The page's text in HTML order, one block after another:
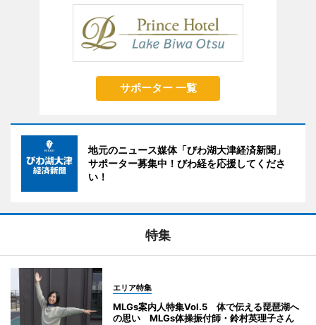
サポーター 一覧
地元のニュース媒体「びわ湖大津経済新聞」
サポーター募集中！びわ経を応援してくださ
い！
特集
エリア特集
MLGs案内人特集Vol.5 体で伝える琵琶湖へ
の思い MLGs体操振付師・鈴村英理子さん